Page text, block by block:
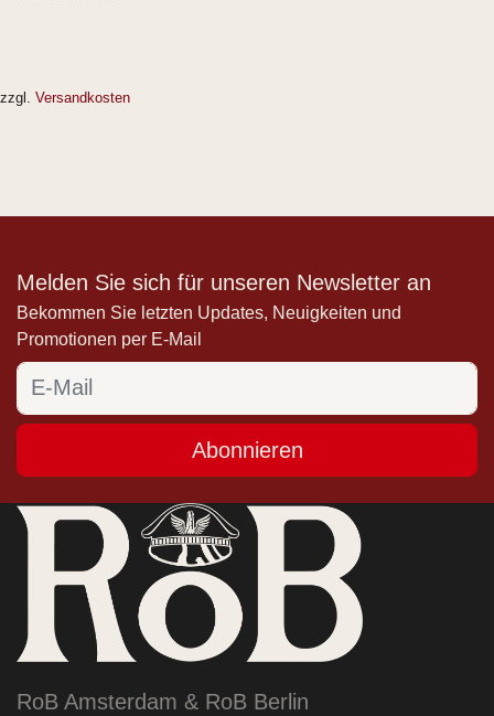
zzgl. Versandkosten
Melden Sie sich für unseren Newsletter an
Bekommen Sie letzten Updates, Neuigkeiten und
Promotionen per E-Mail
Abonnieren
RoB Amsterdam & RoB Berlin